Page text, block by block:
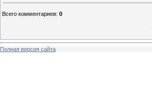
Всего комментариев: 0
Полная версия сайта